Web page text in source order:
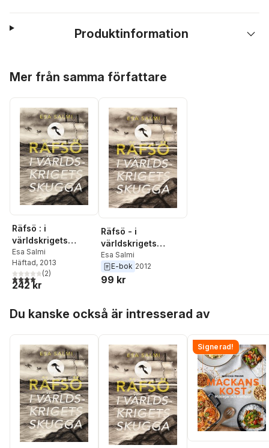
Produktinformation
Mer från samma författare
Räfsö : i
världskrigets
skugga
Esa Salmi
Häftad, 2013
4,0utav 5 stjärnor. Totalt antal röster:
(2)
242 kr
Räfsö - i
världskrigets
skugga
Esa Salmi
E-bok 2012
99 kr
Du kanske också är intresserad av
Signerad!